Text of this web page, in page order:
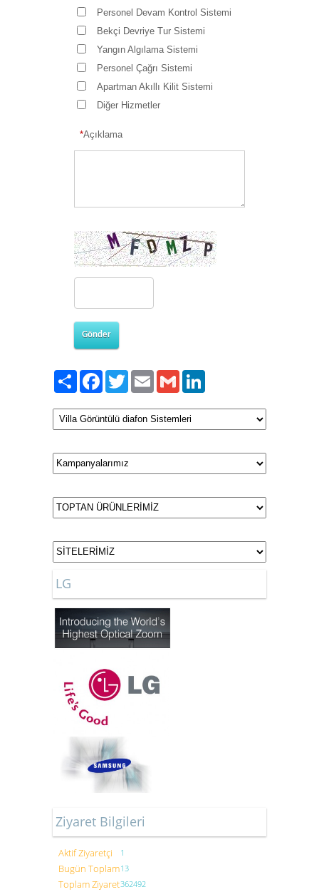
Personel Devam Kontrol Sistemi
Bekçi Devriye Tur Sistemi
Yangın Algılama Sistemi
Personel Çağrı Sistemi
Apartman Akıllı Kilit Sistemi
Diğer Hizmetler
*Açıklama
Gönder
PaylaşFacebook
TwitterEmailGmail
LG
Ziyaret Bilgileri
Aktif Ziyaretçi 1
Bugün Toplam13
Toplam Ziyaret362492